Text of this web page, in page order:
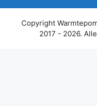
Copyright
2017 - 2026.